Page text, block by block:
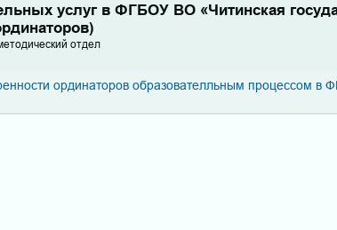
услуг в ФГБОУ ВО «Читинская
отдел
ординаторов образователльным процессом